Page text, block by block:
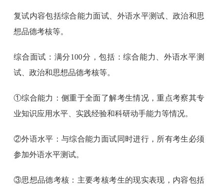
复试内容包括综合能力面试、外语水平测试、政治和思
想品德考核等。
综合面试：满分100分，包括：综合能力、外语水平测
试、政治和思想品德考核等。
①综合能力：侧重于全面了解考生情况，重点考察其专
业知识应用水平、实践经验和科研动手能力等情况。
②外语水平：与综合能力面试同时进行，所有考生必须
参加外语水平测试。
③思想品德考核：主要考核考生的现实表现，内容包括